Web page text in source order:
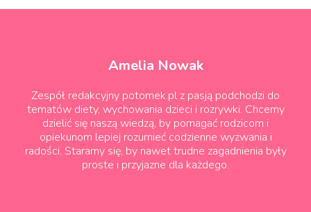
Amelia Nowak
Zespół redakcyjny potomek.pl z pasją podchodzi do
tematów diety, wychowania dzieci i rozrywki. Chcemy
dzielić się naszą wiedzą, by pomagać rodzicom i
opiekunom lepiej rozumieć codzienne wyzwania i
radości. Staramy się, by nawet trudne zagadnienia były
proste i przyjazne dla każdego.